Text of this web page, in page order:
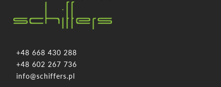
+48 668 430 288
+48 602 267 736
info@schiffers.pl